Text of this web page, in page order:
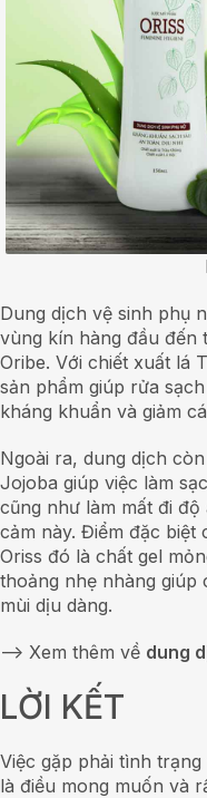
Dung dịch vệ sinh phụ
vùng kín hàng đầu đến
Oribe. Với chiết xuất lá
sản phẩm giúp rửa
kháng khuẩn và giảm
Ngoài ra, dung dịch
Jojoba giúp việc làm
cũng như làm mất đi
cảm này. Điểm đặc biệt
Oriss đó là chất gel
thoảng nhẹ nhàng giúp
mùi dịu dàng.
—> Xem thêm về dung
LỜI KẾT
Việc gặp phải tình
là điều mong muốn và